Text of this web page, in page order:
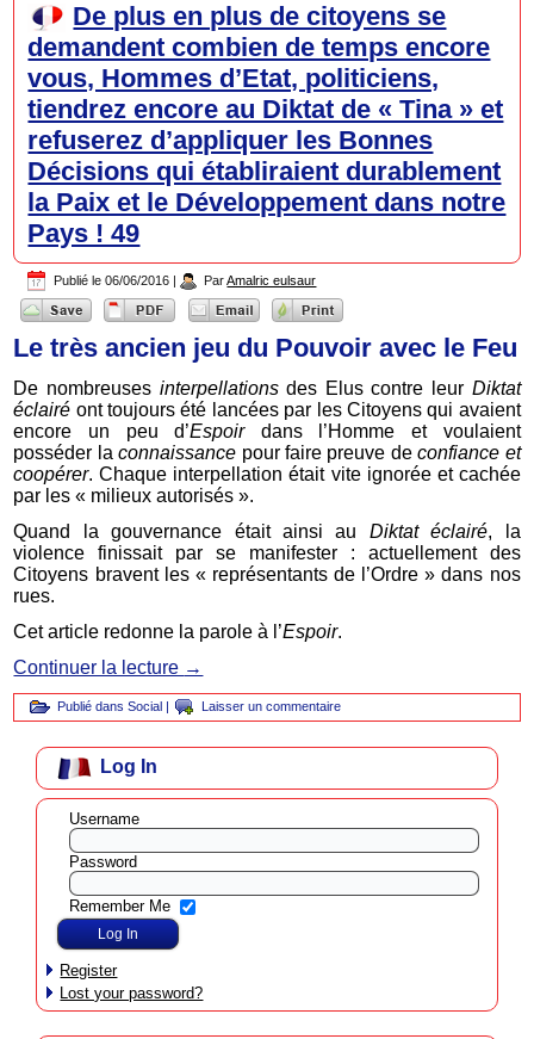
De plus en plus de citoyens se
demandent combien de temps encore
vous, Hommes d’Etat, politiciens,
tiendrez encore au Diktat de « Tina » et
refuserez d’appliquer les Bonnes
Décisions qui établiraient durablement
la Paix et le Développement dans notre
Pays ! 49
Publié le 06/06/2016 | Par Amalric eulsaur
Le très ancien jeu du Pouvoir avec le Feu
De nombreuses interpellationsdes Elus contre leur Diktat
éclairé ont toujours été lancées par les Citoyens qui avaient
encore un peu d’Espoirdans l’Homme et voulaient
posséder laconnaissance pour faire preuve deconfiance et
coopérer. Chaque interpellation était vite ignorée et cachée
par les « milieux autorisés ».
Quand la gouvernance était ainsi au Diktat éclairé, la
violence finissait par se manifester : actuellement des
Citoyens bravent les « représentants de l’Ordre » dans nos
rues.
Cet article redonne la parole à l’Espoir.
Continuer la lecture →
Publié dans Social | Laisser un commentaire
Log In
Username
Password
Remember Me
Register
Lost your password?